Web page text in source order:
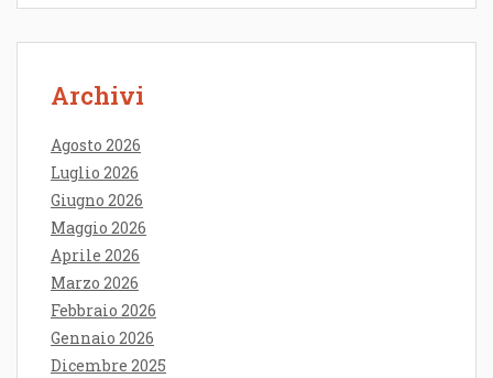
Archivi
Agosto 2026
Luglio 2026
Giugno 2026
Maggio 2026
Aprile 2026
Marzo 2026
Febbraio 2026
Gennaio 2026
Dicembre 2025